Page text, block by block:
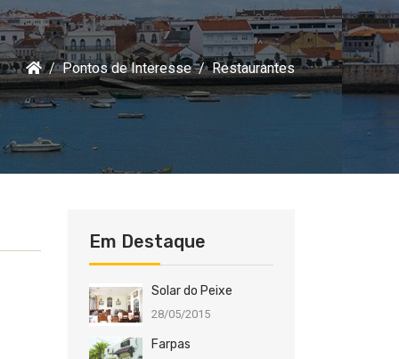
Pontos de Interesse Restaurantes
Em Destaque
Solar do Peixe
28/05/2015
Farpas